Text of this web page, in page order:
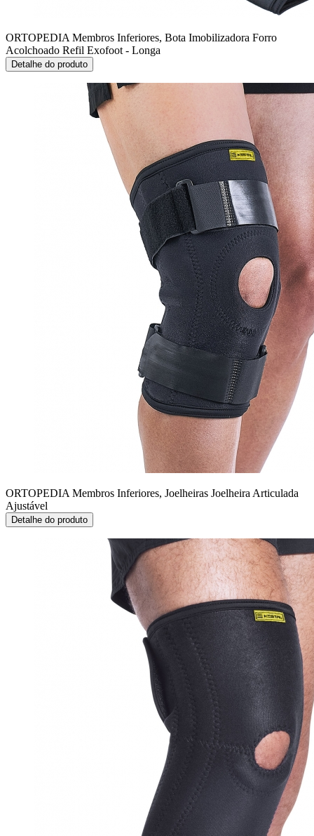
ORTOPEDIA Membros Inferiores, Bota Imobilizadora Forro
Acolchoado Refil Exofoot - Longa
Detalhe do produto
ORTOPEDIA Membros Inferiores, Joelheiras Joelheira Articulada
Ajustável
Detalhe do produto